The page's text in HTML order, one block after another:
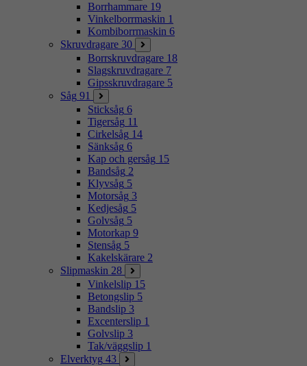
Borrhammare 19
Vinkelborrmaskin 1
Kombiborrmaskin 6
Skruvdragare 30
Borrskruvdragare 18
Slagskruvdragare 7
Gipsskruvdragare 5
Såg 91
Sticksåg 6
Tigersåg 11
Cirkelsåg 14
Sänksåg 6
Kap och gersåg 15
Bandsåg 2
Klyvsåg 5
Motorsåg 3
Kedjesåg 5
Golvsåg 5
Motorkap 9
Stensåg 5
Kakelskärare 2
Slipmaskin 28
Vinkelslip 15
Betongslip 5
Bandslip 3
Excenterslip 1
Golvslip 3
Tak/väggslip 1
Elverktyg 43